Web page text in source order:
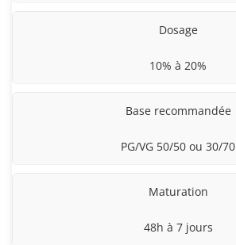
Dosage
10% à 20%
Base recommandée
PG/VG 50/50 ou 30/70
Maturation
48h à 7 jours